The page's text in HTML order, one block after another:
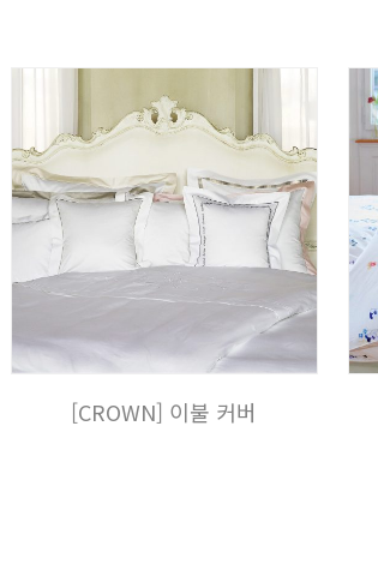
[CROWN] 이불 커버